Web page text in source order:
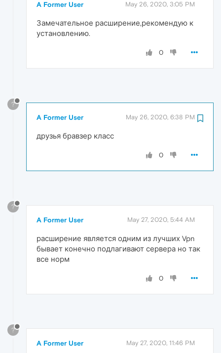
A Former User May 26, 2020, 3:05 PM
Замечательное расширение,рекомендую к
установлению.
0
?
A Former User May 26, 2020, 6:38 PM
друзья бравзер класс
0
?
A Former User May 27, 2020, 5:44 AM
расширение является одним из лучших Vpn
бывает конечно подлагивают сервера но так
все норм
0
?
A Former User May 27, 2020, 11:46 PM